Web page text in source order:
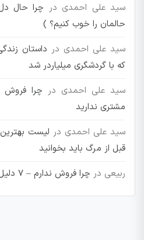
سید علی احمدی در چرا حال
حالمان را خوب کنیم؟ )
سید علی احمدی در داستان
که با گردشگری میلیاردر شد
سید علی احمدی در
مشتری ندارید
سید علی احمدی در لیست
قبل از مرگ باید بخوانید
ربیعی در چرا فروش ندارم – 7 دلیل اصلی که مشتری ندارید